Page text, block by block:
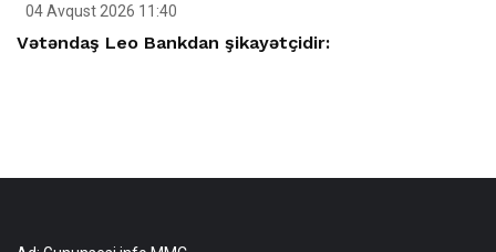
04 Avqust 2026 11:40
Vətəndaş Leo Bankdan şikayətçidir: